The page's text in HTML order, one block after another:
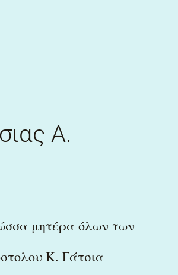
Α.
μητέρα όλων των
Κ. Γάτσια